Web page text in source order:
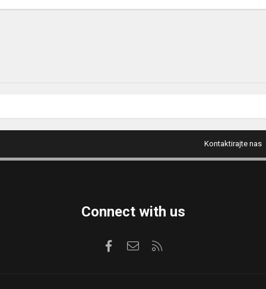
Kontaktirajte nas
Connect with us
FacebookKontaktirajte nas